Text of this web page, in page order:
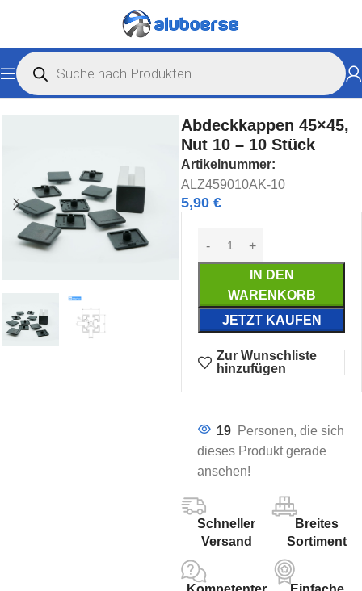
Nut 10 B-Typ Abdeckprofile & Endkappen Nut 10 B-Typ
Abdeckkappen 45×45,
Nut 10 – 10 Stück
Artikelnummer:
ALZ459010AK-10
5,90 €
IN DEN
WARENKORB
JETZT KAUFEN
Zur Wunschliste
hinzufügen
19 Personen, die sich
dieses Produkt gerade
ansehen!
Schneller
Versand
Breites
Sortiment